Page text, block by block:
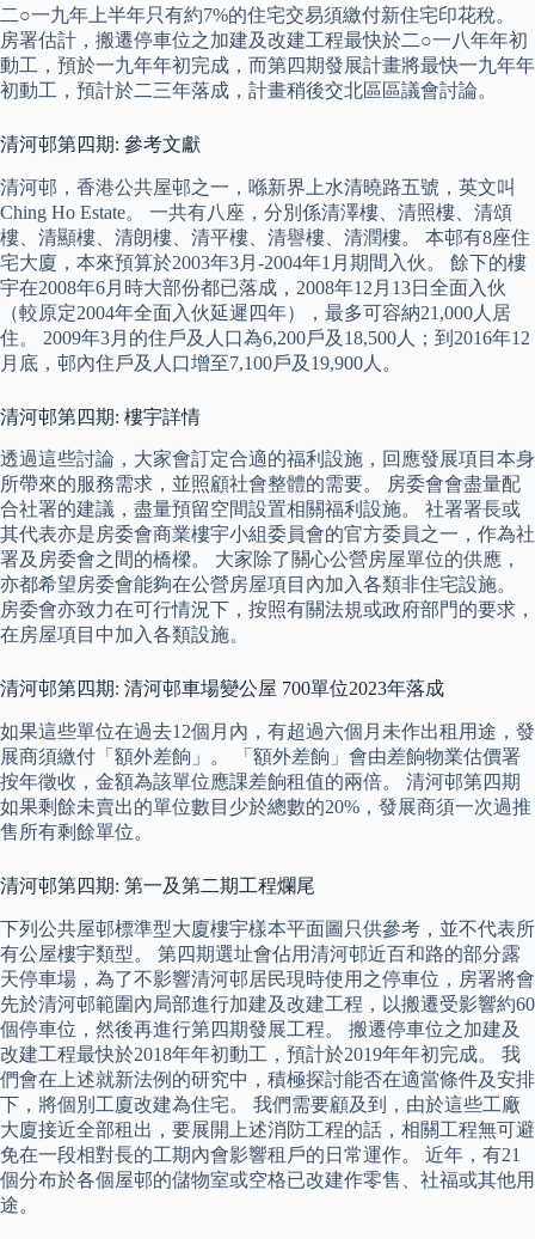
二○一九年上半年只有約7%的住宅交易須繳付新住宅印花稅。
房署估計，搬遷停車位之加建及改建工程最快於二○一八年年初
動工，預於一九年年初完成，而第四期發展計畫將最快一九年年
初動工，預計於二三年落成，計畫稍後交北區區議會討論。
清河邨第四期: 參考文獻
清河邨，香港公共屋邨之一，喺新界上水清曉路五號，英文叫
Ching Ho Estate。 一共有八座，分別係清澤樓、清照樓、清頌
樓、清顯樓、清朗樓、清平樓、清譽樓、清潤樓。 本邨有8座住
宅大廈，本來預算於2003年3月-2004年1月期間入伙。 餘下的樓
宇在2008年6月時大部份都已落成，2008年12月13日全面入伙
（較原定2004年全面入伙延遲四年），最多可容納21,000人居
住。 2009年3月的住戶及人口為6,200戶及18,500人；到2016年12
月底，邨內住戶及人口增至7,100戶及19,900人。
清河邨第四期: 樓宇詳情
透過這些討論，大家會訂定合適的福利設施，回應發展項目本身
所帶來的服務需求，並照顧社會整體的需要。 房委會會盡量配
合社署的建議，盡量預留空間設置相關福利設施。 社署署長或
其代表亦是房委會商業樓宇小組委員會的官方委員之一，作為社
署及房委會之間的橋樑。 大家除了關心公營房屋單位的供應，
亦都希望房委會能夠在公營房屋項目內加入各類非住宅設施。
房委會亦致力在可行情況下，按照有關法規或政府部門的要求，
在房屋項目中加入各類設施。
清河邨第四期: 清河邨車場變公屋 700單位2023年落成
如果這些單位在過去12個月內，有超過六個月未作出租用途，發
展商須繳付「額外差餉」。 「額外差餉」會由差餉物業估價署
按年徵收，金額為該單位應課差餉租值的兩倍。 清河邨第四期
如果剩餘未賣出的單位數目少於總數的20%，發展商須一次過推
售所有剩餘單位。
清河邨第四期: 第一及第二期工程爛尾
下列公共屋邨標準型大廈樓宇樣本平面圖只供參考，並不代表所
有公屋樓宇類型。 第四期選址會佔用清河邨近百和路的部分露
天停車場，為了不影響清河邨居民現時使用之停車位，房署將會
先於清河邨範圍內局部進行加建及改建工程，以搬遷受影響約60
個停車位，然後再進行第四期發展工程。 搬遷停車位之加建及
改建工程最快於2018年年初動工，預計於2019年年初完成。 我
們會在上述就新法例的研究中，積極探討能否在適當條件及安排
下，將個別工廈改建為住宅。 我們需要顧及到，由於這些工廠
大廈接近全部租出，要展開上述消防工程的話，相關工程無可避
免在一段相對長的工期內會影響租戶的日常運作。 近年，有21
個分布於各個屋邨的儲物室或空格已改建作零售、社福或其他用
途。